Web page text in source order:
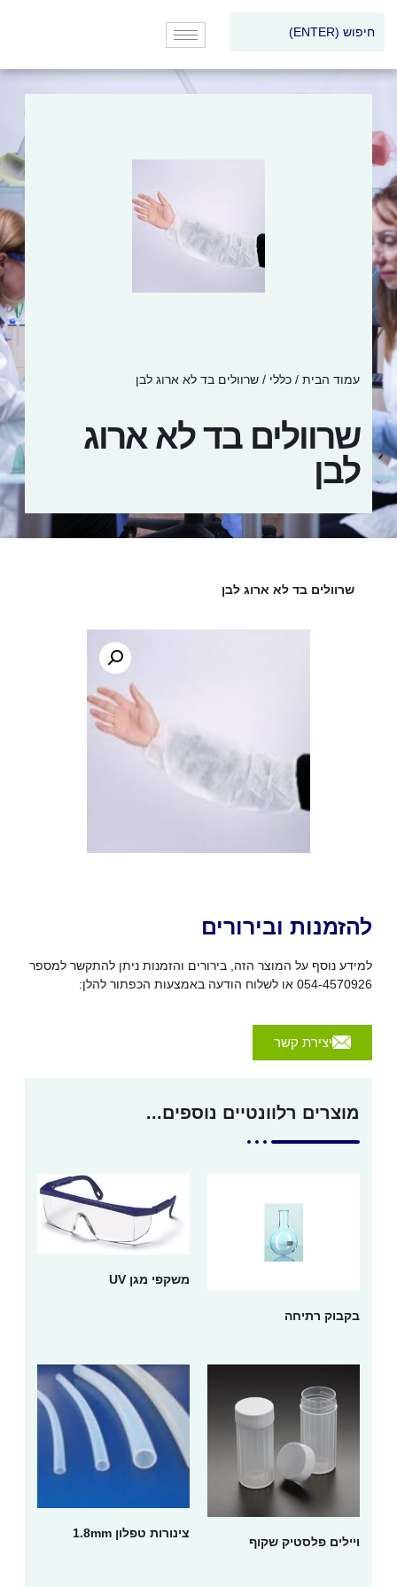
עמוד הבית / כללי / שרוולים בד לא ארוג לבן
שרוולים בד לא ארוג
לבן
שרוולים בד לא ארוג לבן
להזמנות ובירורים
למידע נוסף על המוצר הזה, בירורים והזמנות ניתן להתקשר למספר
054-4570926 או לשלוח הודעה באמצעות הכפתור להלן:
יצירת קשר
מוצרים רלוונטיים נוספים...
בקבוק רתיחה
משקפי מגן UV
ויילים פלסטיק שקוף
צינורות טפלון 1.8mm